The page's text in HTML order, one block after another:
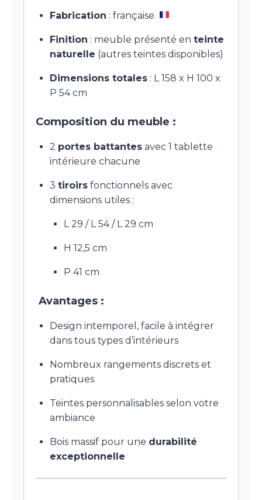
Fabrication : française
Finition : meuble présenté en teinte
naturelle (autres teintes disponibles)
Dimensions totales : L 158 x H 100 x
P 54 cm
Composition du meuble :
2 portes battantes avec 1 tablette
intérieure chacune
3 tiroirs fonctionnels avec
dimensions utiles :
L 29 / L 54 / L 29 cm
H 12,5 cm
P 41 cm
Avantages :
Design intemporel, facile à intégrer
dans tous types d’intérieurs
Nombreux rangements discrets et
pratiques
Teintes personnalisables selon votre
ambiance
Bois massif pour une durabilité
exceptionnelle